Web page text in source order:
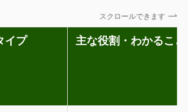
スクロールできます
イプ 主な役割・わかること